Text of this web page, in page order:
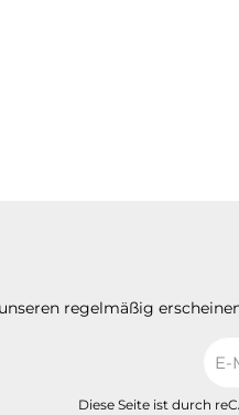
regelmäßig
Diese Seite ist durch